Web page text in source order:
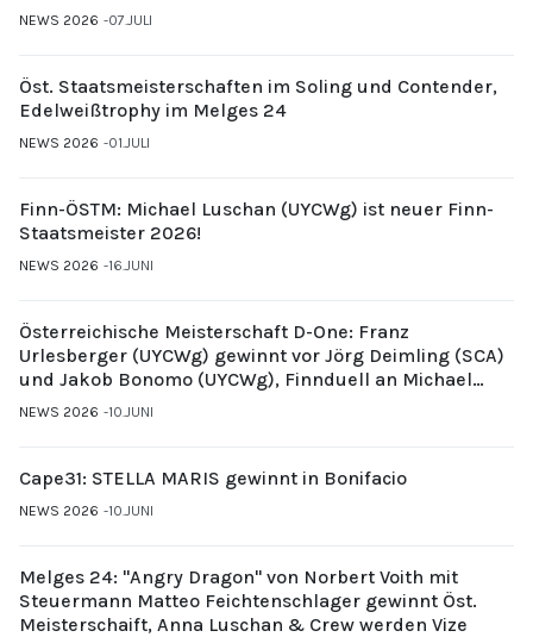
NEWS 2026 07.JULI
Öst. Staatsmeisterschaften im Soling und Contender,
Edelweißtrophy im Melges 24
NEWS 2026 01.JULI
Finn-ÖSTM: Michael Luschan (UYCWg) ist neuer Finn-
Staatsmeister 2026!
NEWS 2026 16.JUNI
Österreichische Meisterschaft D-One: Franz
Urlesberger (UYCWg) gewinnt vor Jörg Deimling (SCA)
und Jakob Bonomo (UYCWg), Finnduell an Michael
Gubi (UYCMo)
NEWS 2026 10.JUNI
Cape31: STELLA MARIS gewinnt in Bonifacio
NEWS 2026 10.JUNI
Melges 24: "Angry Dragon" von Norbert Voith mit
Steuermann Matteo Feichtenschlager gewinnt Öst.
Meisterschaift, Anna Luschan & Crew werden Vize